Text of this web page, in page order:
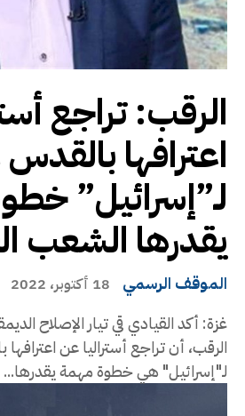
الرقب: تراجع
اعترافها
لـ”إسرائيل”
يقدرها الشعب
الموقف الرسمي 18 أكتوبر، 2022
غزة: أكد القيادي قي تيار الإصلاح
الرقب، أن تراجع أستراليا عن
لـ"إسرائيل" هي خطوة مهمة يقدرها...